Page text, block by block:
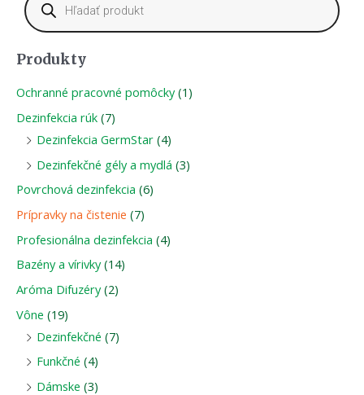
Produkty
Ochranné pracovné pomôcky (1)
Dezinfekcia rúk (7)
Dezinfekcia GermStar (4)
Dezinfekčné gély a mydlá (3)
Povrchová dezinfekcia (6)
Prípravky na čistenie (7)
Profesionálna dezinfekcia (4)
Bazény a vírivky (14)
Aróma Difuzéry (2)
Vône (19)
Dezinfekčné (7)
Funkčné (4)
Dámske (3)